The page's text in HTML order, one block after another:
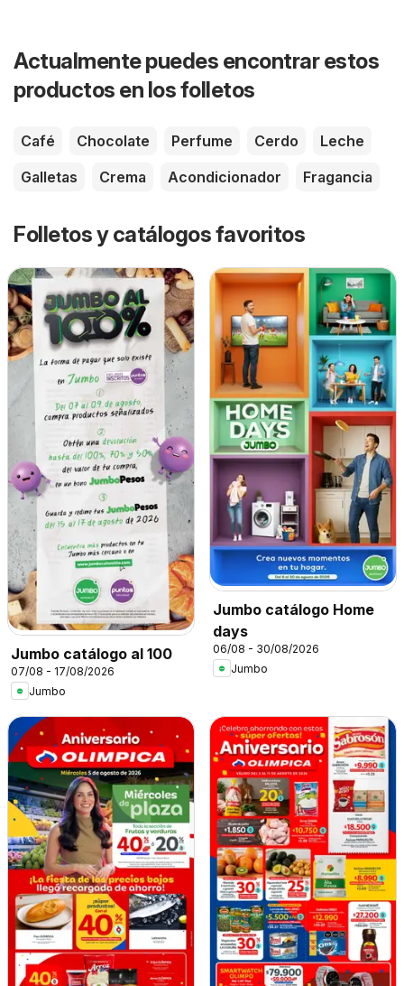
Actualmente puedes encontrar estos
productos en los folletos
Café Chocolate Perfume Cerdo
Leche
Galletas
Crema Acondicionador Fragancia
Folletos y catálogos favoritos
Jumbo catálogo al 100
07/08 - 17/08/2026
Jumbo
Jumbo catálogo Home
days
06/08 - 30/08/2026
Jumbo